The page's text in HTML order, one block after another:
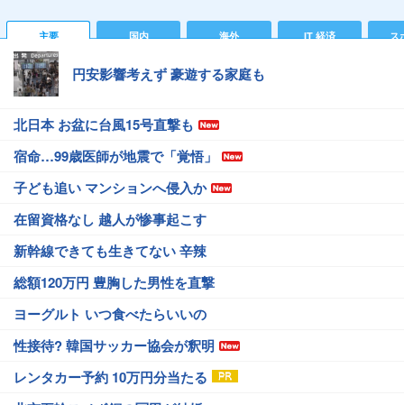
主要 国内 海外 IT 経済 ス
円安影響考えず 豪遊する家庭も
北日本 お盆に台風15号直撃も
宿命…99歳医師が地震で「覚悟」
子ども追い マンションへ侵入か
在留資格なし 越人が惨事起こす
新幹線できても生きてない 辛辣
総額120万円 豊胸した男性を直撃
ヨーグルト いつ食べたらいいの
性接待? 韓国サッカー協会が釈明
レンタカー予約 10万円分当たる